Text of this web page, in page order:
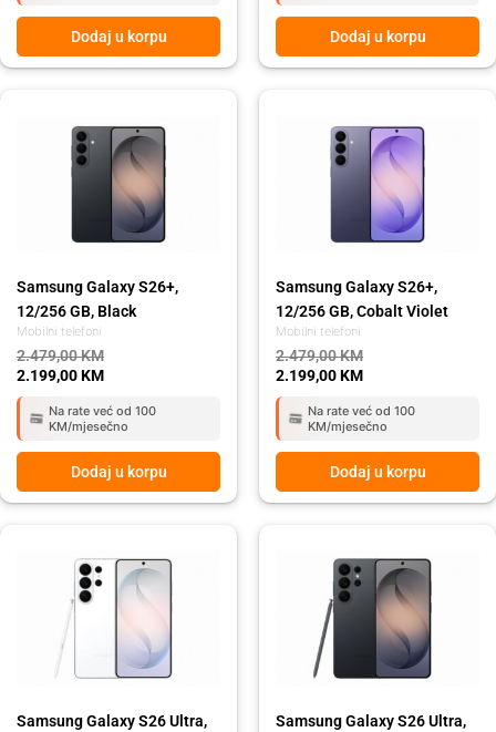
Dodaj u korpu Dodaj u korpu
Mobilni telefoni
Samsung Galaxy S26+,
12/256 GB, Black
2.479,00KM
2.479,00 KM.
2.199,00KM
2.199,00 KM.
Na rate već od 100
KM/mjesečno
Dodaj u korpu
Mobilni telefoni
Samsung Galaxy S26+,
12/256 GB, Cobalt Violet
2.479,00KM
2.479,00 KM.
2.199,00KM
2.199,00 KM.
Na rate već od 100
KM/mjesečno
Dodaj u korpu
Samsung Galaxy S26 Ultra,
3.299,00 KM.
2.849,00 KM.
Samsung Galaxy S26 Ultra,
3.299,00 KM.
2.849,00 KM.